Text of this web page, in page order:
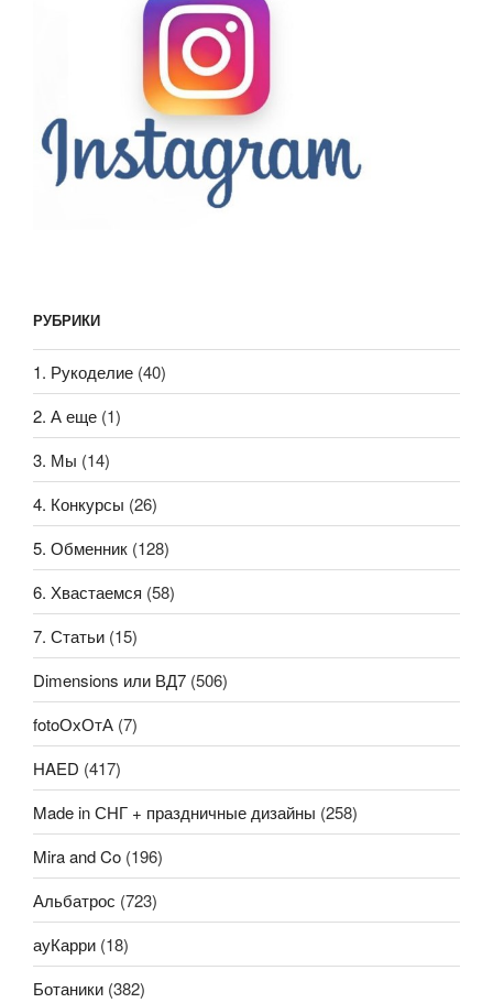
РУБРИКИ
1. Рукоделие (40)
2. А еще (1)
3. Мы (14)
4. Конкурсы (26)
5. Обменник (128)
6. Хвастаемся (58)
7. Статьи (15)
Dimensions или ВД7 (506)
fotoОхОтА (7)
HAED (417)
Made in СНГ + праздничные дизайны (258)
Mira and Co (196)
Альбатрос (723)
ауКарри (18)
Ботаники (382)